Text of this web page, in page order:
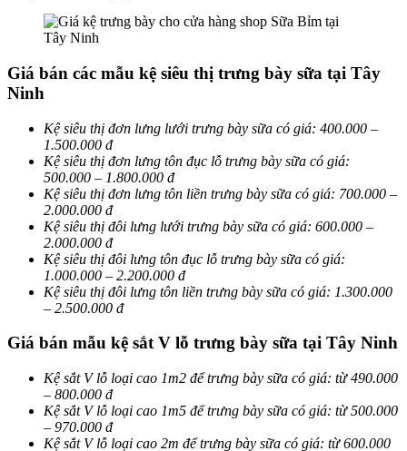
Giá bán các mẫu kệ siêu thị trưng bày sữa tại Tây
Ninh
Kệ siêu thị đơn lưng lưới trưng bày sữa có giá: 400.000 –
1.500.000 đ
Kệ siêu thị đơn lưng tôn đục lỗ trưng bày sữa có giá:
500.000 – 1.800.000 đ
Kệ siêu thị đơn lưng tôn liền trưng bày sữa có giá: 700.000 –
2.000.000 đ
Kệ siêu thị đôi lưng lưới trưng bày sữa có giá: 600.000 –
2.000.000 đ
Kệ siêu thị đôi lưng tôn đục lỗ trưng bày sữa có giá:
1.000.000 – 2.200.000 đ
Kệ siêu thị đôi lưng tôn liền trưng bày sữa có giá: 1.300.000
– 2.500.000 đ
Giá bán mẫu kệ sắt V lỗ trưng bày sữa tại Tây Ninh
Kệ sắt V lỗ loại cao 1m2 để trưng bày sữa có giá: từ 490.000
– 800.000 đ
Kệ sắt V lỗ loại cao 1m5 để trưng bày sữa có giá: từ 500.000
– 970.000 đ
Kệ sắt V lỗ loại cao 2m để trưng bày sữa có giá: từ 600.000